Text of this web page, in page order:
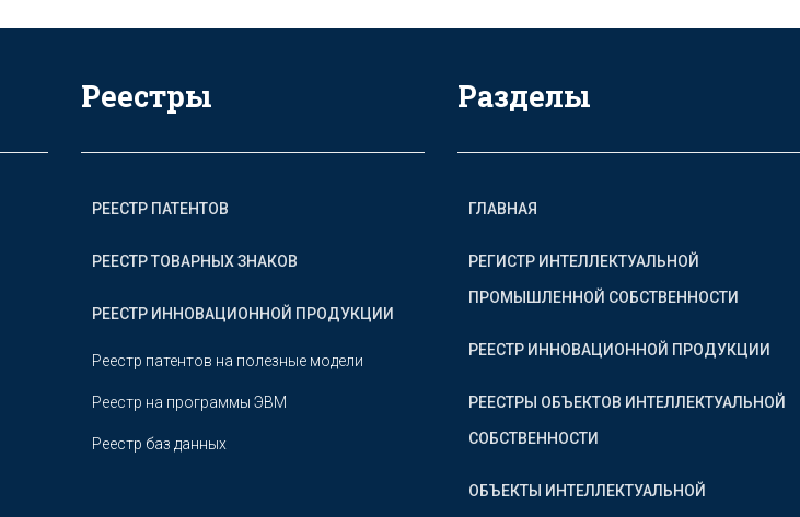
Реестры
РЕЕСТР ПАТЕНТОВ
РЕЕСТР ТОВАРНЫХ ЗНАКОВ
РЕЕСТР ИННОВАЦИОННОЙ ПРОДУКЦИИ
Реестр патентов на полезные модели
Реестр на программы ЭВМ
Реестр баз данных
Разделы
ГЛАВНАЯ
РЕГИСТР ИНТЕЛЛЕКТУАЛЬНОЙ
ПРОМЫШЛЕННОЙ СОБСТВЕННОСТИ
РЕЕСТР ИННОВАЦИОННОЙ ПРОДУКЦИИ
РЕЕСТРЫ ОБЪЕКТОВ ИНТЕЛЛЕКТУАЛЬНОЙ
СОБСТВЕННОСТИ
ОБЪЕКТЫ ИНТЕЛЛЕКТУАЛЬНОЙ